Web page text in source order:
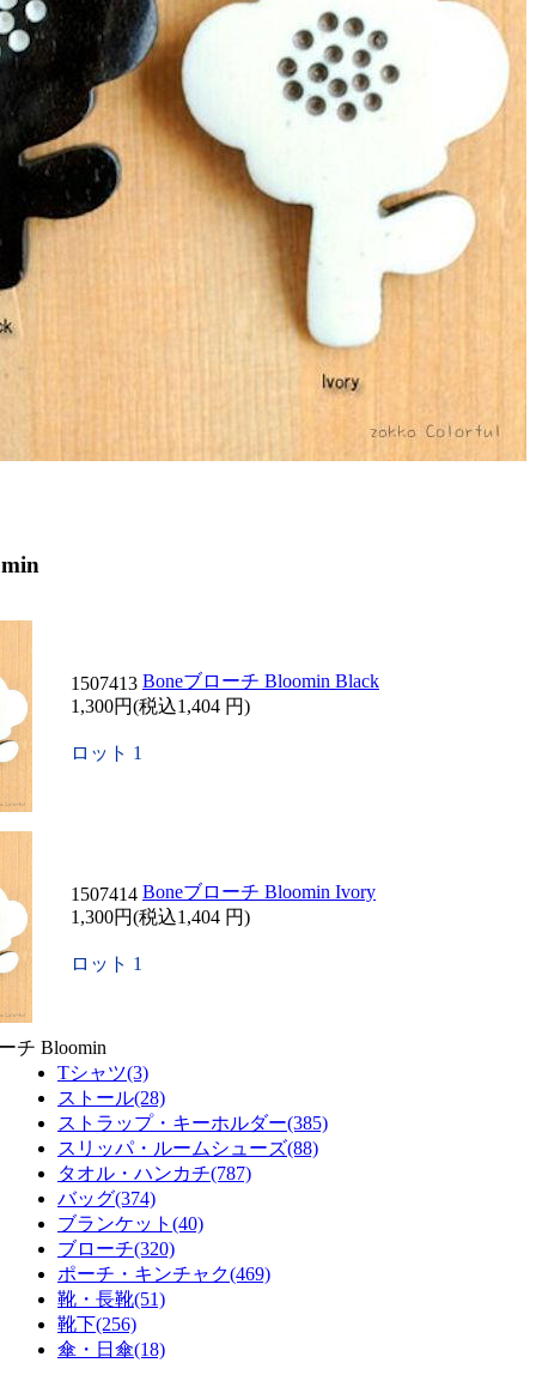
1507413 Boneブローチ Bloomin Black
1,300円(税込1,404 円)
ロット 1
1507414 Boneブローチ Bloomin Ivory
1,300円(税込1,404 円)
ロット 1
チ Bloomin
Tシャツ(3)
ストール(28)
ストラップ・キーホルダー(385)
スリッパ・ルームシューズ(88)
タオル・ハンカチ(787)
バッグ(374)
ブランケット(40)
ブローチ(320)
ポーチ・キンチャク(469)
靴・長靴(51)
靴下(256)
傘・日傘(18)